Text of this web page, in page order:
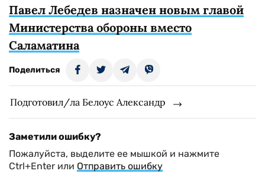
Павел Лебедев назначен новым главой
Министерства обороны вместо
Саламатина
Поделиться
Подготовил/ла Белоус Александр
Заметили ошибку?
Пожалуйста, выделите ее мышкой и нажмите
Ctrl+Enter или Отправить ошибку